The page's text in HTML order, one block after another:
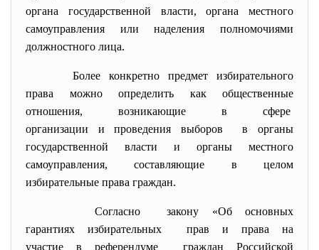
органа государственной власти, органа местного
самоуправления или наделения полномочиями
должностного лица.
Более конкретно предмет избирательного
права можно определить как общественные
отношения, возникающие в сфере
организации и проведения выборов в органы
государственной власти и органы местного
самоуправления, составляющие в целом
избирательные права граждан.
Согласно закону «Об основных
гарантиях избирательных прав и права на
участие в референдуме граждан Российской